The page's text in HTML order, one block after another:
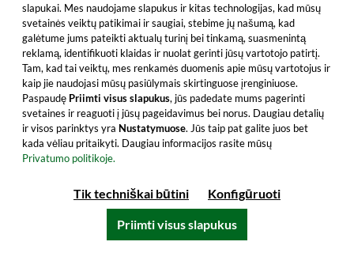
Stauning Smoke (50ml miniature)
Atraskite populiarų Stauning Smoke Batch 1-
2022 dabar su mažąja degustacine buteliuku.
Įdėkite į krepšelį.
slapukai. Mes naudojame slapukus ir kitas technologijas, kad mūsų
svetainės veiktų patikimai ir saugiai, stebime jų našumą, kad
galėtume jums pateikti aktualų turinį bei tinkamą, suasmenintą
reklamą, identifikuoti klaidas ir nuolat gerinti jūsų vartotojo patirtį.
Tam, kad tai veiktų, mes renkamės duomenis apie mūsų vartotojus ir
kaip jie naudojasi mūsų pasiūlymais skirtinguose įrenginiuose.
Paspaudę Priimti visus slapukus, jūs padedate mums pagerinti
svetaines ir reaguoti į jūsų pageidavimus bei norus. Daugiau detalių
ir visos parinktys yra Nustatymuose. Jūs taip pat galite juos bet
kada vėliau pritaikyti. Daugiau informacijos rasite mūsų
Privatumo politikoje.
Tik techniškai būtini Konfigūruoti
Priimti visus slapukus